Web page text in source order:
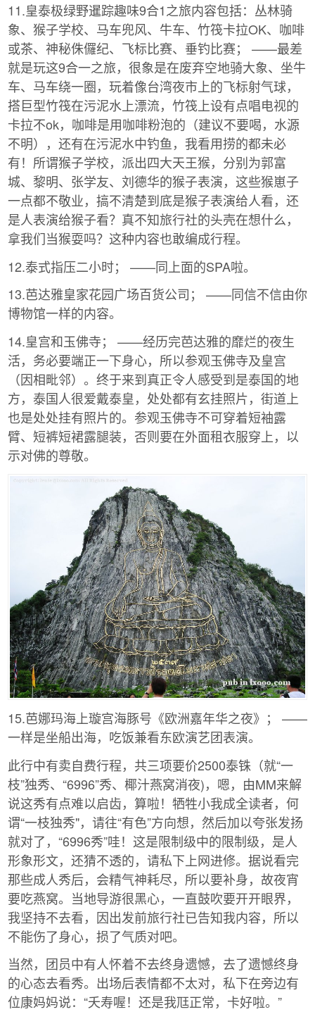
11.皇泰极绿野暹踪趣味9合1之旅内容包括：丛林骑
象、猴子学校、马车兜风、牛车、竹筏卡拉OK、咖啡
或茶、神秘侏儸纪、飞标比赛、垂钓比赛； ——最差
就是玩这9合一之旅，很象是在废弃空地骑大象、坐牛
车、马车绕一圈，玩着像台湾夜市上的飞标射气球，
搭巨型竹筏在污泥水上漂流，竹筏上设有点唱电视的
卡拉不ok，咖啡是用咖啡粉泡的（建议不要喝，水源
不明），还有在污泥水中钓鱼，我看用捞的都未必
有！所谓猴子学校，派出四大天王猴，分别为郭富
城、黎明、张学友、刘德华的猴子表演，这些猴崽子
一点都不敬业，搞不清楚到底是猴子表演给人看，还
是人表演给猴子看？真不知旅行社的头壳在想什么，
拿我们当猴耍吗？这种内容也敢编成行程。
12.泰式指压二小时； ——同上面的SPA啦。
13.芭达雅皇家花园广场百货公司； ——同信不信由你
博物馆一样的内容。
14.皇宫和玉佛寺； ——经历完芭达雅的靡烂的夜生
活，务必要端正一下身心，所以参观玉佛寺及皇宫
（因相毗邻）。终于来到真正令人感受到是泰国的地
方，泰国人很爱戴泰皇，处处都有玄挂照片，街道上
也是处处挂有照片的。参观玉佛寺不可穿着短袖露
臂、短裤短裙露腿装，否则要在外面租衣服穿上，以
示对佛的尊敬。
15.芭娜玛海上璇宫海豚号《欧洲嘉年华之夜》； ——
一样是坐船出海，吃饭兼看东欧演艺团表演。
此行中有卖自费行程，共三项要价2500泰铢（就“一
枝”独秀、“6996”秀、椰汁燕窝消夜)，嗯，由MM来解
说这秀有点难以启齿，算啦！牺牲小我成全读者，何
谓“一枝独秀"，请往“有色”方向想，然后加以夸张发扬
就对了，“6996秀”哇！这是限制级中的限制级，是人
形象形文，还猜不透的，请私下上网进修。据说看完
那些成人秀后，会精气神耗尽，所以要补身，故夜宵
要吃燕窝。当地导游很黑心，一直鼓吹要开开眼界，
我坚持不去看，因出发前旅行社已告知我内容，所以
不能伤了身心，损了气质对吧。
当然，团员中有人怀着不去终身遗憾，去了遗憾终身
的心态去看秀。出场后表情都不太对，私下在旁边有
位康妈妈说：“夭寿喔！还是我尫正常，卡好啦。”